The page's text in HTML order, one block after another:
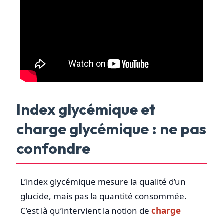
Index glycémique et
charge glycémique : ne pas
confondre
L’index glycémique mesure la qualité d’un
glucide, mais pas la quantité consommée.
C’est là qu’intervient la notion de charge